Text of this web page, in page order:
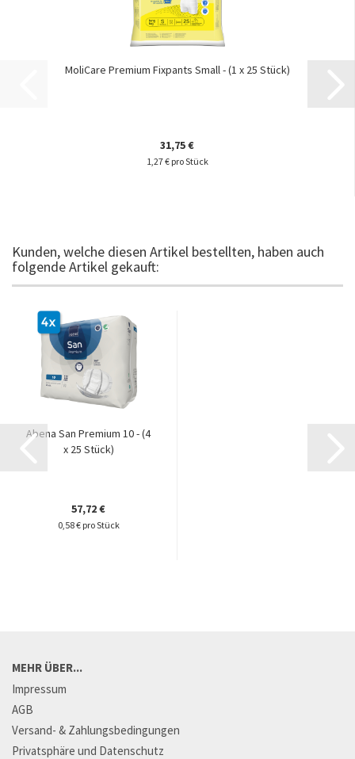
MoliCare Premium Fixpants Small - (1 x 25 Stück)
31,75 €
1,27 € pro Stück
Kunden, welche diesen Artikel bestellten, haben auch
folgende Artikel gekauft:
Abena San Premium 10 - (4
x 25 Stück)
57,72 €
0,58 € pro Stück
MEHR ÜBER...
Impressum
AGB
Versand- & Zahlungsbedingungen
Privatsphäre und Datenschutz